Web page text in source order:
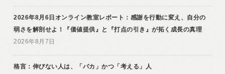
2026年8月6日オンライン教室レポート：感謝を行動に変え、自分の
弱さを解剖せよ！『価値提供』と『打点の引き』が拓く成長の真理
2026年8月7日
格言：伸びない人は、「バカ」かつ「考える」人